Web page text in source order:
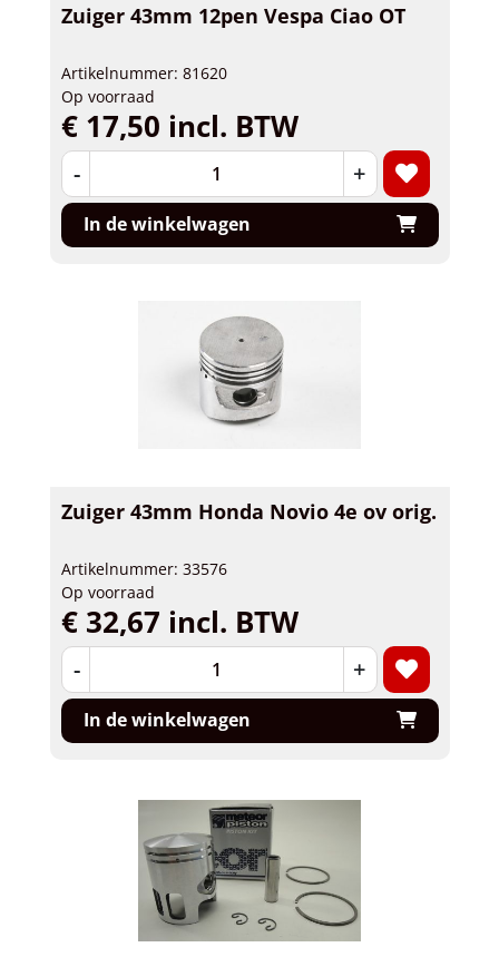
Zuiger 43mm 12pen Vespa Ciao OT
Artikelnummer: 81620
Op voorraad
€ 17,50 incl. BTW
- +
In de winkelwagen
Zuiger 43mm Honda Novio 4e ov orig.
Artikelnummer: 33576
Op voorraad
€ 32,67 incl. BTW
- +
In de winkelwagen